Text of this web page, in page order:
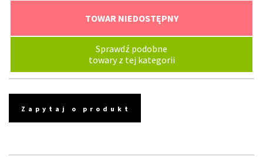
TOWAR NIEDOSTĘPNY
Sprawdź podobne
towary z tej kategorii
Zapytaj o produkt